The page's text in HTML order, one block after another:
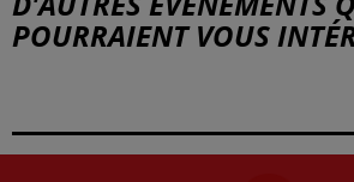
POURRAIENT VOUS